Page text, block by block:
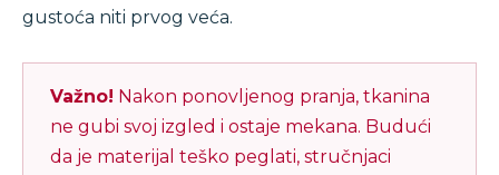
gustoća niti prvog veća.
Važno! Nakon ponovljenog pranja, tkanina
ne gubi svoj izgled i ostaje mekana. Budući
da je materijal teško peglati, stručnjaci